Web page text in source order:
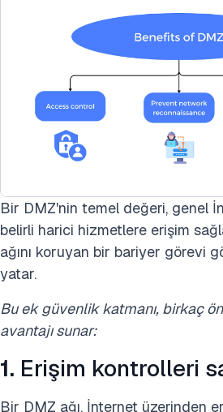
Bir DMZ'nin temel değeri, genel
belirli harici hizmetlere erişim
ağını koruyan bir bariyer görevi
yatar.
Bu ek güvenlik katmanı, birkaç
avantajı sunar:
1. Erişim kontrolleri
Bir DMZ ağı, İnternet üzerinden